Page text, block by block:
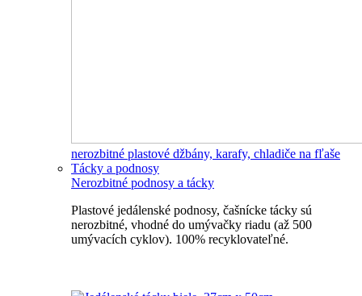
nerozbitné plastové džbány, karafy, chladiče na fľaše
Tácky a podnosy
Nerozbitné podnosy a tácky
Plastové jedálenské podnosy, čašnícke tácky sú
nerozbitné, vhodné do umývačky riadu (až 500
umývacích cyklov). 100% recyklovateľné.